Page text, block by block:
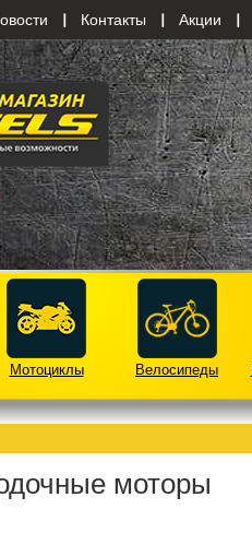
Контакты Акции
Мотоциклы Велосипеды
моторы